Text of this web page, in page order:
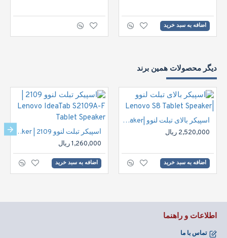
اضافه به سبد خرید
دیگر محصولات همین برند
اسپیکر بالای تبلت لنوو |Lenovo S8 Tablet Speaker
2,520,000 ریال
اضافه به سبد خرید
اسپیکر تبلت لنوو 2109 | Lenovo IdeaTab S2109A-F Tablet Speaker
1,260,000 ریال
اضافه به سبد خرید
اطلاعات و راهنما
تماس با ما